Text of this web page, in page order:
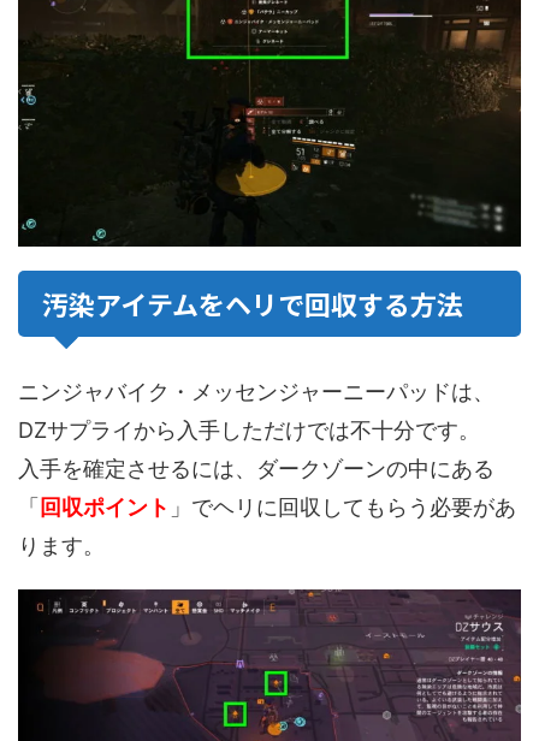
汚染アイテムをヘリで回収する方法
ニンジャバイク・メッセンジャーニーパッドは、
DZサプライから入手しただけでは不十分です。
入手を確定させるには、ダークゾーンの中にある
「回収ポイント 」でヘリに回収してもらう必要があ
ります。